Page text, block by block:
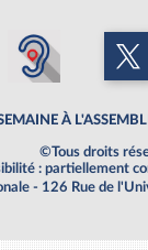
À
©Tous droits
: partiellement
- 126 Rue de